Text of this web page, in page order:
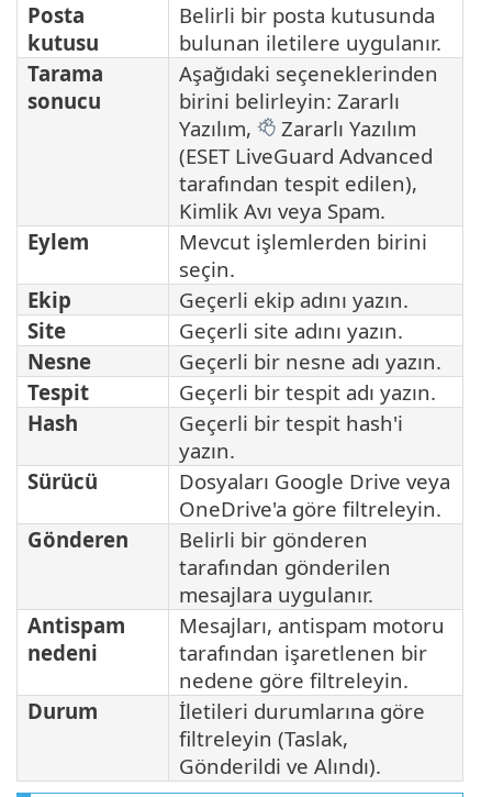
Posta
kutusu
Belirli bir posta kutusunda
bulunan iletilere uygulanır.
Tarama
sonucu
Aşağıdaki seçeneklerinden
birini belirleyin: Zararlı
Yazılım,
Zararlı Yazılım
(ESET LiveGuard Advanced
tarafından tespit edilen),
Kimlik Avı veya Spam.
Eylem
Mevcut işlemlerden birini
seçin.
Ekip
Geçerli ekip adını yazın.
Site
Geçerli site adını yazın.
Nesne
Geçerli bir nesne adı yazın.
Tespit
Geçerli bir tespit adı yazın.
Hash
Geçerli bir tespit hash'i
yazın.
Sürücü
Dosyaları Google Drive veya
OneDrive'a göre filtreleyin.
Gönderen
Belirli bir gönderen
tarafından gönderilen
mesajlara uygulanır.
Antispam
nedeni
Mesajları, antispam motoru
tarafından işaretlenen bir
nedene göre filtreleyin.
Durum
İletileri durumlarına göre
filtreleyin (Taslak,
Gönderildi ve Alındı).